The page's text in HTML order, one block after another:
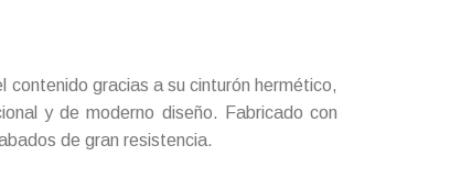
contenido gracias a su cinturón hermético,
y de moderno diseño. Fabricado con
de gran resistencia.